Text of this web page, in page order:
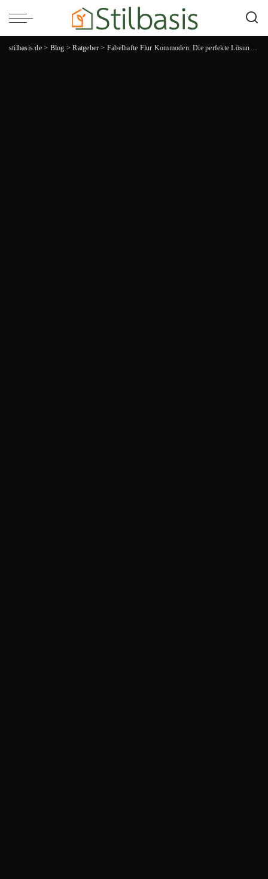
stilbasis.de> Blog >Ratgeber > Fabelhafte Flur Kommoden: Die perfekte Lösung für einen stilvollen Eingangsbereich